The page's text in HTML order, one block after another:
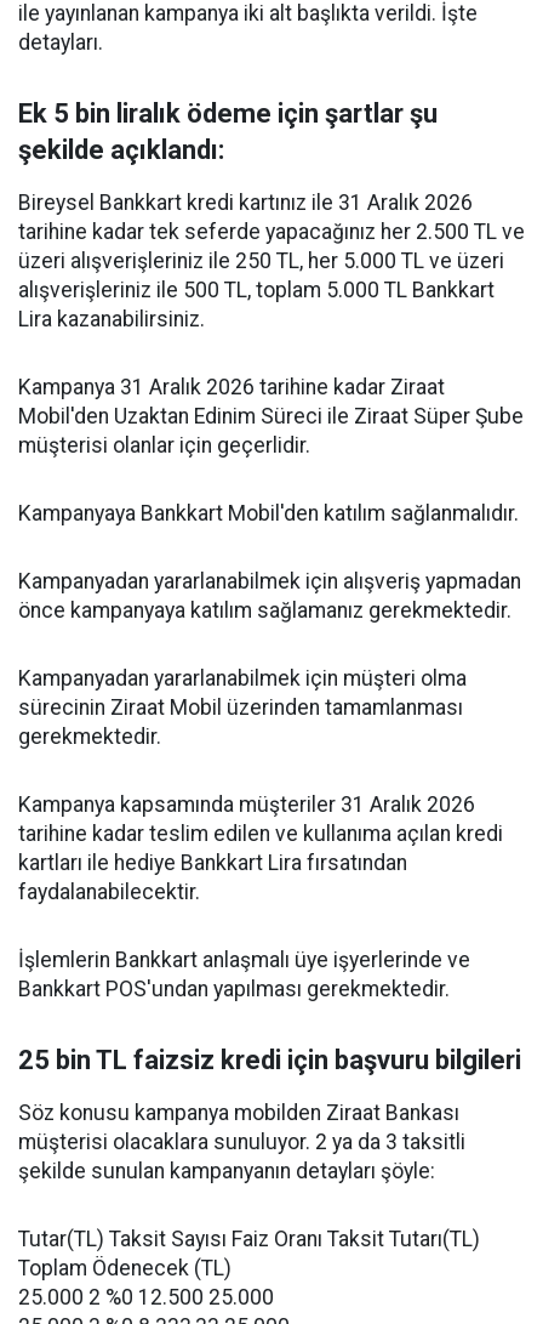
ile yayınlanan kampanya iki alt başlıkta verildi. İşte
detayları.
Ek 5 bin liralık ödeme için şartlar şu
şekilde açıklandı:
Bireysel Bankkart kredi kartınız ile 31 Aralık 2026
tarihine kadar tek seferde yapacağınız her 2.500 TL ve
üzeri alışverişleriniz ile 250 TL, her 5.000 TL ve üzeri
alışverişleriniz ile 500 TL, toplam 5.000 TL Bankkart
Lira kazanabilirsiniz.
Kampanya 31 Aralık 2026 tarihine kadar Ziraat
Mobil'den Uzaktan Edinim Süreci ile Ziraat Süper Şube
müşterisi olanlar için geçerlidir.
Kampanyaya Bankkart Mobil'den katılım sağlanmalıdır.
Kampanyadan yararlanabilmek için alışveriş yapmadan
önce kampanyaya katılım sağlamanız gerekmektedir.
Kampanyadan yararlanabilmek için müşteri olma
sürecinin Ziraat Mobil üzerinden tamamlanması
gerekmektedir.
Kampanya kapsamında müşteriler 31 Aralık 2026
tarihine kadar teslim edilen ve kullanıma açılan kredi
kartları ile hediye Bankkart Lira fırsatından
faydalanabilecektir.
İşlemlerin Bankkart anlaşmalı üye işyerlerinde ve
Bankkart POS'undan yapılması gerekmektedir.
25 bin TL faizsiz kredi için başvuru bilgileri
Söz konusu kampanya mobilden Ziraat Bankası
müşterisi olacaklara sunuluyor. 2 ya da 3 taksitli
şekilde sunulan kampanyanın detayları şöyle:
Tutar(TL) Taksit Sayısı Faiz Oranı Taksit Tutarı(TL)
Toplam Ödenecek (TL)
25.000 2 %0 12.500 25.000